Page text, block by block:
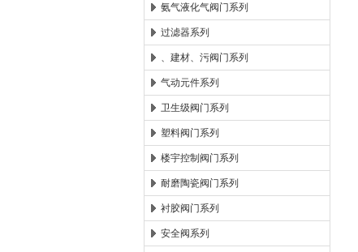
氨气液化气阀门系列
过滤器系列
、建材、污阀门系列
气动元件系列
卫生级阀门系列
塑料阀门系列
楼宇控制阀门系列
耐磨陶瓷阀门系列
衬胶阀门系列
安全阀系列